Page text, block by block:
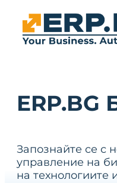
ERP.BG
Запознайте се с
управление на
на технологиите